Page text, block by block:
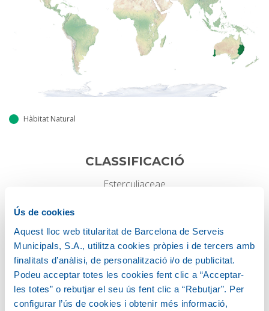
Ús de cookies
Aquest lloc web titularitat de Barcelona de Serveis
Municipals, S.A., utilitza cookies pròpies i de tercers amb
finalitats d’anàlisi, de personalització i/o de publicitat.
Podeu acceptar totes les cookies fent clic a “Acceptar-
les totes” o rebutjar el seu ús fent clic a “Rebutjar”. Per
configurar l’ús de cookies i obtenir més informació,
Hàbitat Natural
CLASSIFICACIÓ
Esterculiaceae
Perennifoli
Alçada